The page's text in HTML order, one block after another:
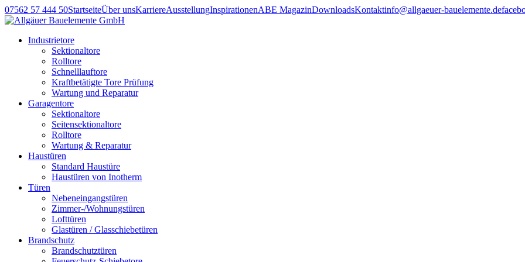
07562 57 444 50StartseiteÜber unsKarriereAusstellungInspirationenABE MagazinDownloadsKontaktinfo@allgaeuer-bauelemente.de
Industrietore
Sektionaltore
Rolltore
Schnelllauftore
Kraftbetätigte Tore Prüfung
Wartung und Reparatur
Garagentore
Sektionaltore
Seitensektionaltore
Rolltore
Wartung & Reparatur
Haustüren
Standard Haustüre
Haustüren von Inotherm
Türen
Nebeneingangstüren
Zimmer-/Wohnungstüren
Lofttüren
Glastüren / Glasschiebetüren
Brandschutz
Brandschutztüren